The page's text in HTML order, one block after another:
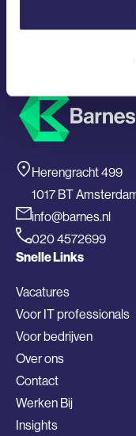
Herengracht 499
1017 BT
info@barnes.nl
020 4572699
Snelle Links
Vacatures
Voor IT professionals
Voor bedrijven
Over ons
Contact
Werken Bij
Insights